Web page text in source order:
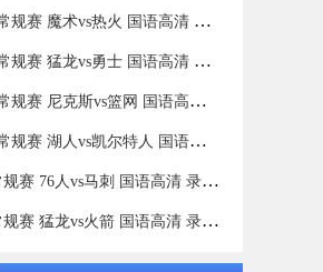
赛 魔术vs热火 国语高清 录像下载
赛 猛龙vs勇士 国语高清 录像下载
尼克斯vs篮网 国语高清 录像下载
湖人vs凯尔特人 国语高清 录像下载
76人vs马刺 国语高清 录像下载
猛龙vs火箭 国语高清 录像下载